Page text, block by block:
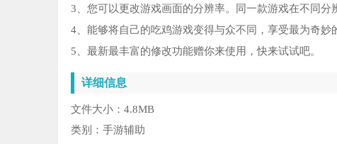
3、您可以更改游戏画面的分辨率。同一款游戏在不同分
4、能够将自己的吃鸡游戏变得与众不同，享受最为奇妙
5、最新最丰富的修改功能赠你来使用，快来试试吧。
详细信息
文件大小： 4.8MB
类别： 手游辅助